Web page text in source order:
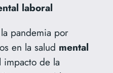
laboral
pandemia por
en la salud mental
impacto de la